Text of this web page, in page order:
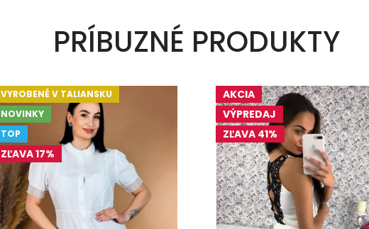
PRÍBUZNÉ PRODUKTY
VYROBENÉ V TALIANSKU
NOVINKY
TOP
ZĽAVA 17%
AKCIA
VÝPREDAJ
ZĽAVA 41%